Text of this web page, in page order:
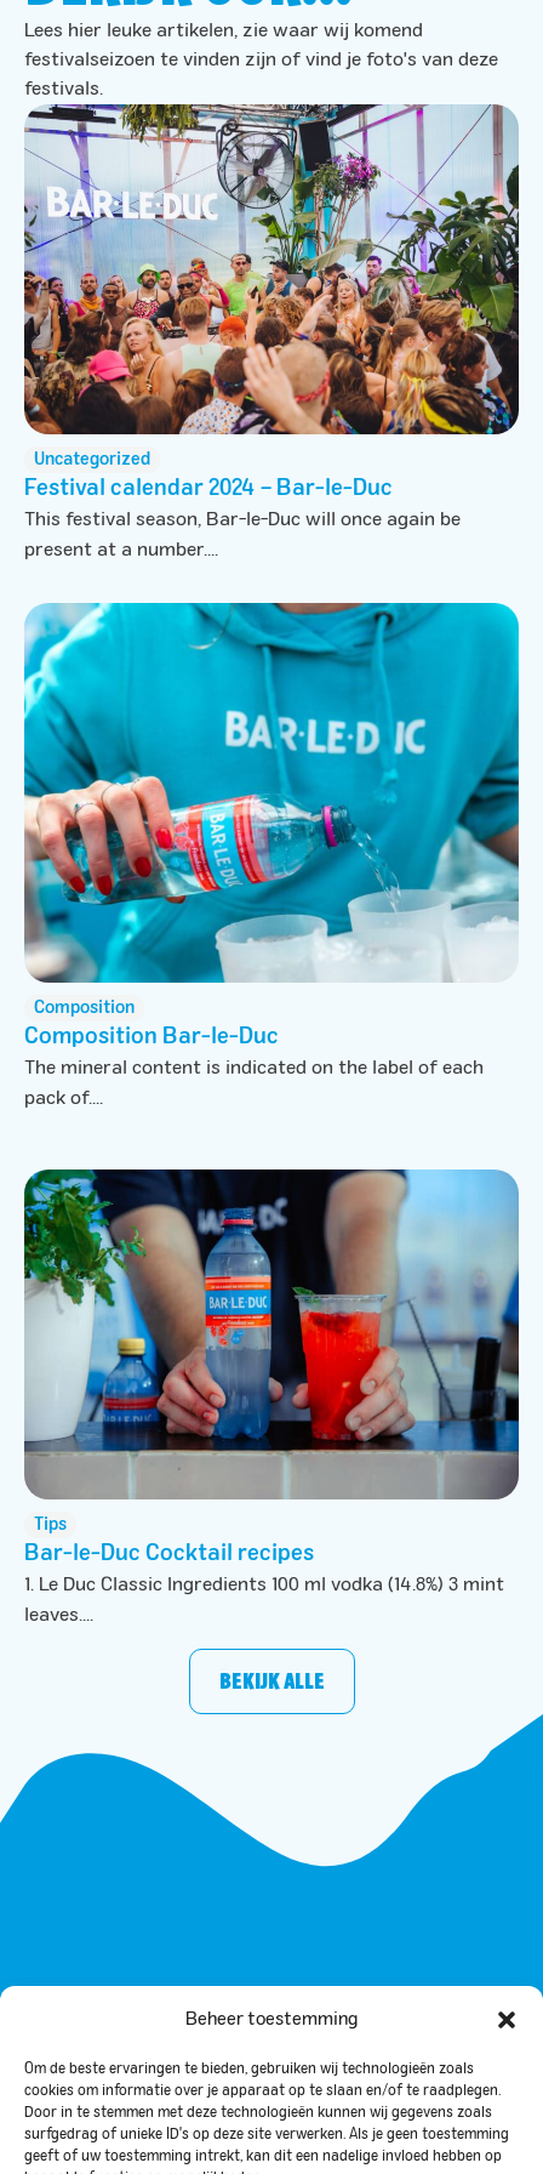
Beheer toestemming
Om de beste ervaringen te bieden, gebruiken wij technologieën zoals
cookies om informatie over je apparaat op te slaan en/of te raadplegen.
Door in te stemmen met deze technologieën kunnen wij gegevens zoals
surfgedrag of unieke ID's op deze site verwerken. Als je geen toestemming
geeft of uw toestemming intrekt, kan dit een nadelige invloed hebben op
Lees hier leuke artikelen, zie waar wij komend
festivalseizoen te vinden zijn of vind je foto's van deze
festivals.
Uncategorized
Festival calendar 2024 – Bar-le-Duc
This festival season, Bar-le-Duc will once again be
present at a number....
Composition
Composition Bar-le-Duc
The mineral content is indicated on the label of each
pack of....
Tips
Bar-le-Duc Cocktail recipes
1. Le Duc Classic Ingredients 100 ml vodka (14.8%) 3 mint
leaves....
BEKIJK ALLE
About us
Zakelijk
Werken bij